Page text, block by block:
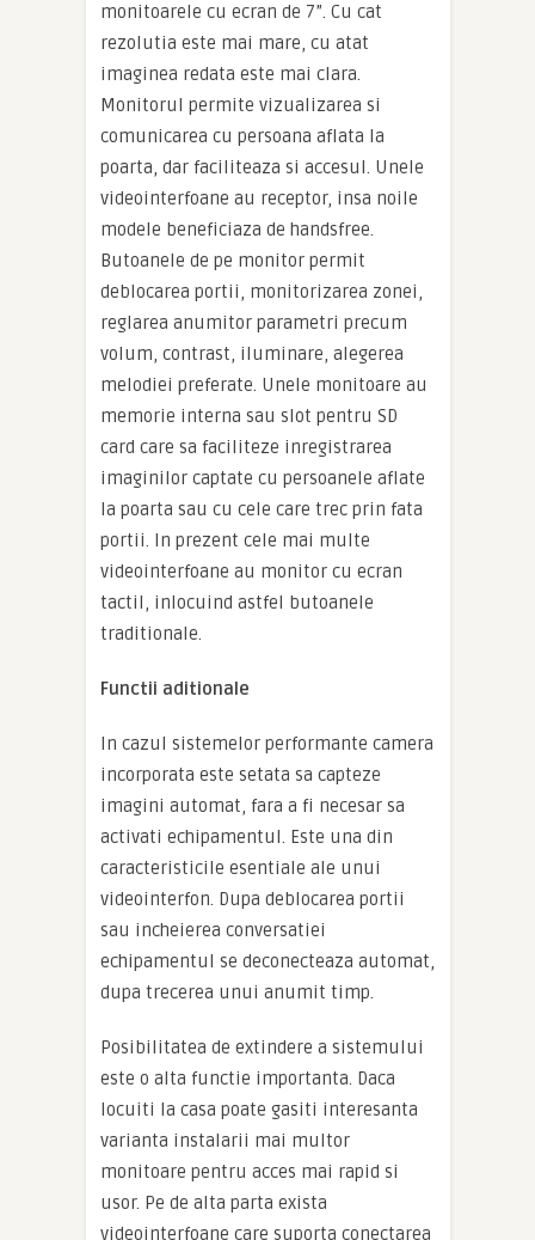
monitoarele cu ecran de 7”. Cu cat
rezolutia este mai mare, cu atat
imaginea redata este mai clara.
Monitorul permite vizualizarea si
comunicarea cu persoana aflata la
poarta, dar faciliteaza si accesul. Unele
videointerfoane au receptor, insa noile
modele beneficiaza de handsfree.
Butoanele de pe monitor permit
deblocarea portii, monitorizarea zonei,
reglarea anumitor parametri precum
volum, contrast, iluminare, alegerea
melodiei preferate. Unele monitoare au
memorie interna sau slot pentru SD
card care sa faciliteze inregistrarea
imaginilor captate cu persoanele aflate
la poarta sau cu cele care trec prin fata
portii. In prezent cele mai multe
videointerfoane au monitor cu ecran
tactil, inlocuind astfel butoanele
traditionale.
Functii aditionale
In cazul sistemelor performante camera
incorporata este setata sa capteze
imagini automat, fara a fi necesar sa
activati echipamentul. Este una din
caracteristicile esentiale ale unui
videointerfon. Dupa deblocarea portii
sau incheierea conversatiei
echipamentul se deconecteaza automat,
dupa trecerea unui anumit timp.
Posibilitatea de extindere a sistemului
este o alta functie importanta. Daca
locuiti la casa poate gasiti interesanta
varianta instalarii mai multor
monitoare pentru acces mai rapid si
usor. Pe de alta parta exista
videointerfoane care suporta conectarea